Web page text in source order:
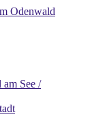
See /